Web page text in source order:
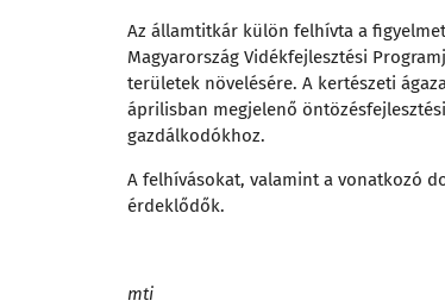
Az államtitkár külön felhívta a
Magyarország Vidékfejlesztési
területek növelésére. A kertészeti
áprilisban megjelenő
gazdálkodókhoz.
A felhívásokat, valamint a vonatkozó
érdeklődők.
mti